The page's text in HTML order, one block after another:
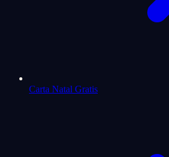
Carta Natal Gratis